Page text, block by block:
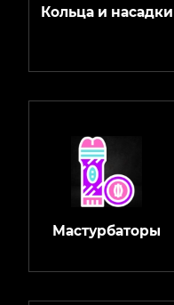
Кольца и насадки
Мастурбаторы